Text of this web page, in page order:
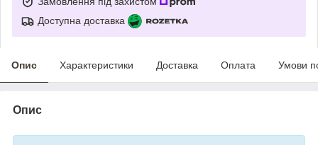
Доступна доставка
Опис Характеристики Доставка Оплата Умови
Опис